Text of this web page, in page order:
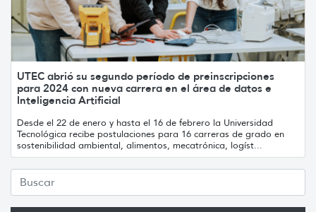
UTEC abrió su segundo período de preinscripciones
para 2024 con nueva carrera en el área de datos e
Inteligencia Artificial
Desde el 22 de enero y hasta el 16 de febrero la Universidad
Tecnológica recibe postulaciones para 16 carreras de grado en
sostenibilidad ambiental, alimentos, mecatrónica, logíst...